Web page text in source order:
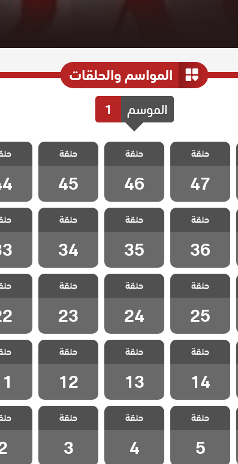
المواسم والحلقات
الموسم 1
مسلسل الورود
الحلقة 47
حلقة
47
مسلسل الورود
الحلقة 46
حلقة
46
مسلسل الورود
الحلقة 45
حلقة
45
مسلسل
مسلسل الورود
الحلقة 36
حلقة
36
مسلسل الورود
الحلقة 35
حلقة
35
مسلسل الورود
الحلقة 34
حلقة
34
مسلسل
مسلسل الورود
الحلقة 25
حلقة
25
مسلسل الورود
الحلقة 24
حلقة
24
مسلسل الورود
الحلقة 23
حلقة
23
مسلسل
مسلسل الورود
الحلقة 14
حلقة
14
مسلسل الورود
الحلقة 13
حلقة
13
مسلسل الورود
الحلقة 12
حلقة
12
مسلسل
مسلسل الورود
الحلقة 5
حلقة
5
مسلسل الورود
الحلقة 4
حلقة
4
مسلسل الورود
الحلقة 3
حلقة
3
مسلسل